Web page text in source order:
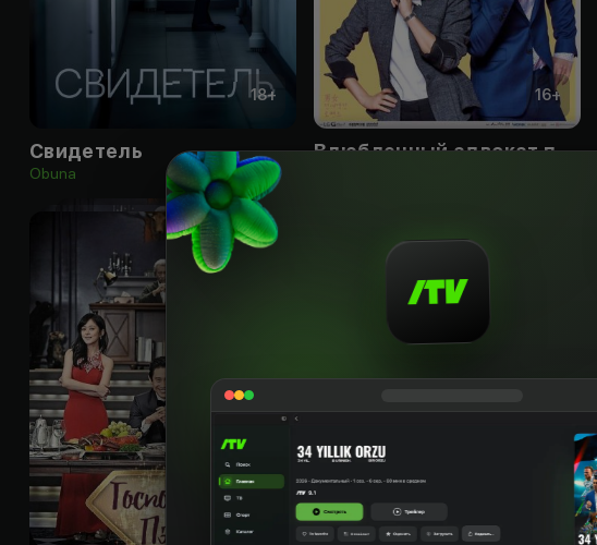
18+
Свидетель
Obuna
16+
Влюбленный адвокат по разводам